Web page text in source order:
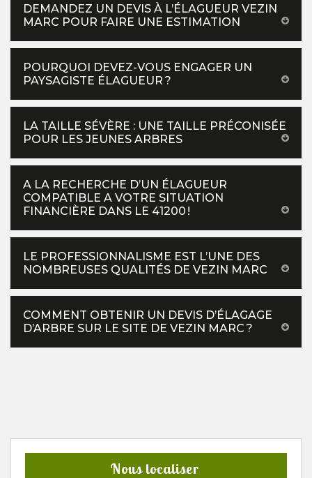
DEMANDEZ UN DEVIS À L’ÉLAGUEUR VEZIN
MARC POUR FAIRE UNE ESTIMATION
POURQUOI DEVEZ-VOUS ENGAGER UN
PAYSAGISTE ÉLAGUEUR ?
LA TAILLE SÉVÈRE : UNE TAILLE PRÉCONISÉE
POUR LES JEUNES ARBRES
A LA RECHERCHE D’UN ÉLAGUEUR
COMPATIBLE A VOTRE SITUATION
FINANCIÈRE DANS LE 41200 !
LE PROFESSIONNALISME EST L’UNE DES
NOMBREUSES QUALITÉS DE VEZIN MARC
COMMENT OBTENIR UN DEVIS D’ÉLAGAGE
D’ARBRE SUR LE SITE DE VEZIN MARC ?
Nous localiser